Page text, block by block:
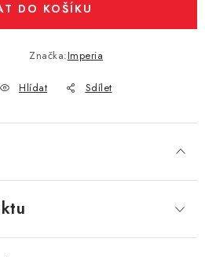
DO KOŠÍKU
Značka:Imperia
Hlídat Sdílet